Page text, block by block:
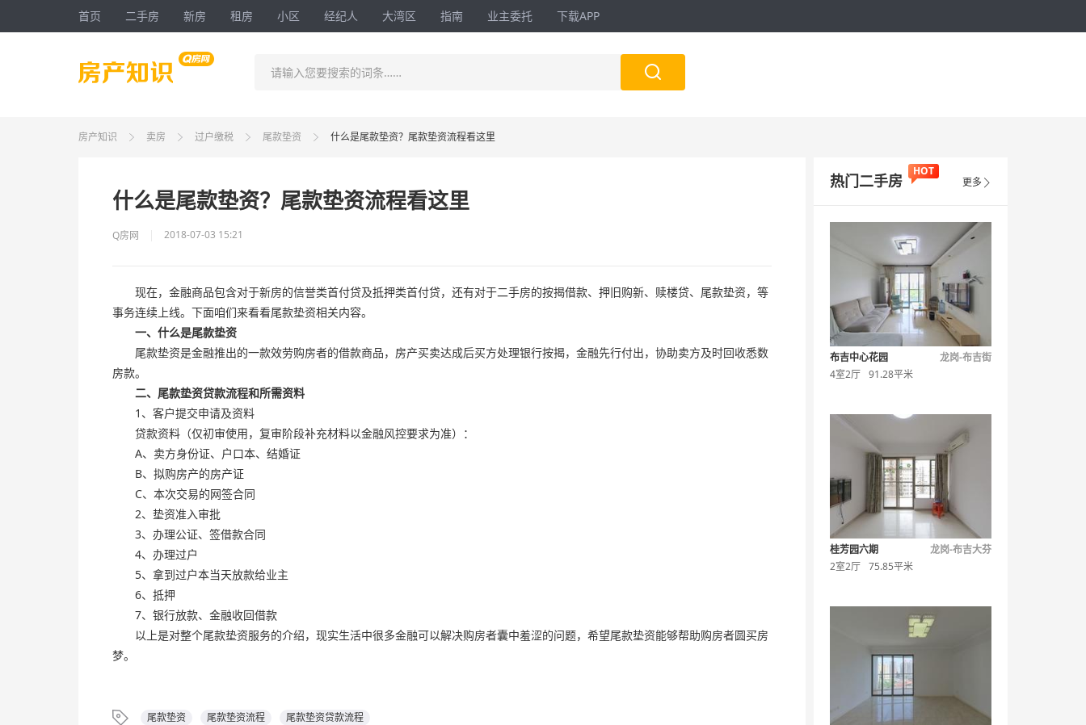
首页 二手房 新房 租房 小区 经纪人 大湾区 指南 业主委托 下载APP
请输入您要搜索的词条…… 
房产知识 卖房 过户缴税 尾款垫资 什么是尾款垫资？尾款垫资流程看这里
什么是尾款垫资？尾款垫资流程看这里
Q房网 2018-07-03 15:21
现在，金融商品包含对于新房的信誉类首付贷及抵押类首付贷，还有对于二手房的按揭借款、押旧购新、赎楼贷、尾款垫资，等
事务连续上线。下面咱们来看看尾款垫资相关内容。
一、什么是尾款垫资
尾款垫资是金融推出的一款效劳购房者的借款商品，房产买卖达成后买方处理银行按揭，金融先行付出，协助卖方及时回收悉数
房款。
二、尾款垫资贷款流程和所需资料
1 、客户提交申请及资料
贷款资料（仅初审使用，复审阶段补充材料以金融风控要求为准）：
A、卖方身份证、户口本、结婚证
B、拟购房产的房产证
C、本次交易的网签合同
2、垫资准入审批
3、办理公证、签借款合同
4、办理过户
5、拿到过户本当天放款给业主
6、抵押
7、银行放款、金融收回借款
以上是对整个尾款垫资服务的介绍，现实生活中很多金融可以解决购房者囊中羞涩的问题，希望尾款垫资能够帮助购房者圆买房
梦。
尾款垫资 尾款垫资流程 尾款垫资贷款流程
热门二手房
HOT
更多 
布吉中心花园
龙岗-布吉街
4室2厅 91.28平米
桂芳园六期
龙岗-布吉大芬
2室2厅 75.85平米